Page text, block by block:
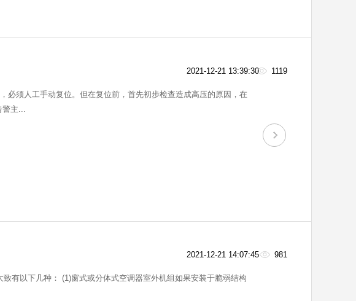
必须人工手动复位。但在复位前，首先初步检查造成高压的原因，在
警主...
2021-12-21 13:39:30 1119
2021-12-21 14:07:45 981